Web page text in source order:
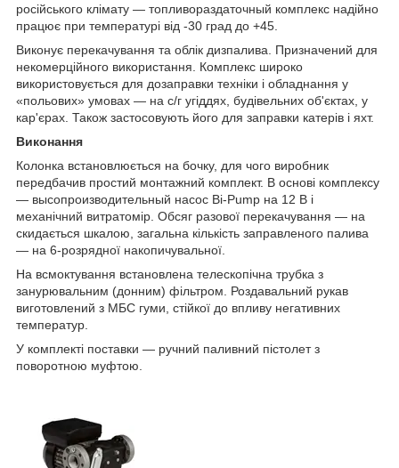
російського клімату — топливораздаточный комплекс надійно
працює при температурі від -30 град до +45.
Виконує перекачування та облік дизпалива. Призначений для
некомерційного використання. Комплекс широко
використовується для дозаправки техніки і обладнання у
«польових» умовах — на с/г угіддях, будівельних об'єктах, у
кар'єрах. Також застосовують його для заправки катерів і яхт.
Виконання
Колонка встановлюється на бочку, для чого виробник
передбачив простий монтажний комплект. В основі комплексу
— высопроизводительный насос Bi-Pump на 12 В і
механічний витратомір. Обсяг разової перекачування — на
скидається шкалою, загальна кількість заправленого палива
— на 6-розрядної накопичувальної.
На всмоктування встановлена телескопічна трубка з
занурювальним (донним) фільтром. Роздавальний рукав
виготовлений з МБС гуми, стійкої до впливу негативних
температур.
У комплекті поставки — ручний паливний пістолет з
поворотною муфтою.